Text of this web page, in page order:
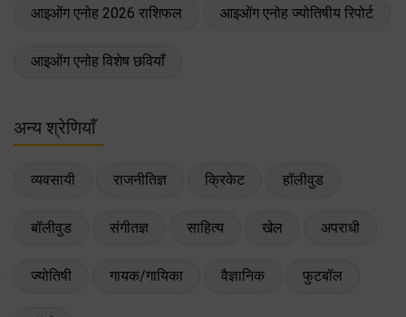
आइओंग एनोह 2026 राशिफल आइओंग एनोह ज्योतिषीय रिपोर्ट
आइओंग एनोह विशेष छवियाँ
अन्य श्रेणियाँ
व्यवसायी राजनीतिज्ञ क्रिकेट हॉलीवुड
बॉलीवुड संगीतज्ञ साहित्य खेल अपराधी
ज्योतिषी गायक/गायिका वैज्ञानिक फुटबॉल